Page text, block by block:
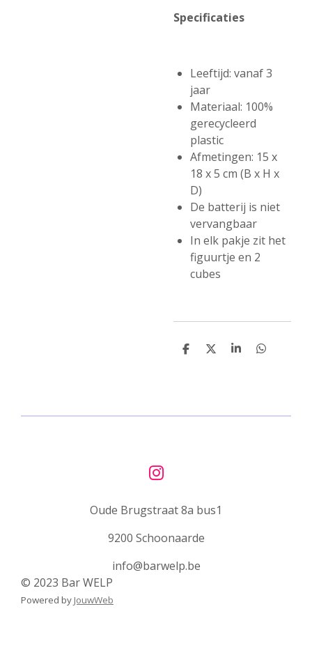
Specificaties
Leeftijd: vanaf 3
jaar
Materiaal: 100%
gerecycleerd
plastic
Afmetingen: 15 x
18 x 5 cm (B x H x
D)
De batterij is niet
vervangbaar
In elk pakje zit het
figuurtje en 2
cubes
D
D
S
D
I
s
a
g
Oude Brugstraat 8a bus1
9200 Schoonaarde
info@barwelp.be
© 2023 Bar WELP
Powered by JouwWeb